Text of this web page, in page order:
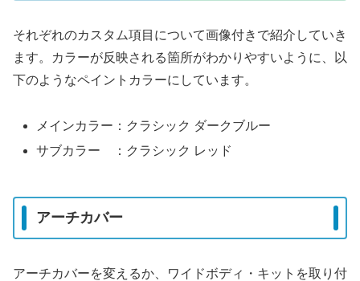
それぞれのカスタム項目について画像付きで紹介していき
ます。カラーが反映される箇所がわかりやすいように、以
下のようなペイントカラーにしています。
メインカラー：クラシック ダークブルー
サブカラー ：クラシック レッド
アーチカバー
アーチカバーを変えるか、ワイドボディ・キットを取り付